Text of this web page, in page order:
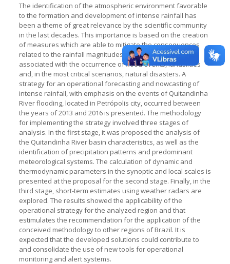
The identification of the atmospheric environment favorable
to the formation and development of intense rainfall has
been a theme of great relevance by the scientific community
in the last decades. This importance is based on the creation
of measures which are able to mitigate the consequences
related to the rainfall magnitudes, especially those
associated with the occurrence of flood events, landslides
and, in the most critical scenarios, natural disasters. A
strategy for an operational forecasting and nowcasting of
intense rainfall, with emphasis on the events of Quitandinha
River flooding, located in Petrópolis city, occurred between
the years of 2013 and 2016 is presented. The methodology
for implementing the strategy involved three stages of
analysis. In the first stage, it was proposed the analysis of
the Quitandinha River basin characteristics, as well as the
identification of precipitation patterns and predominant
meteorological systems. The calculation of dynamic and
thermodynamic parameters in the synoptic and local scales is
presented at the proposal for the second stage. Finally, in the
third stage, short-term estimates using weather radars are
explored. The results showed the applicability of the
operational strategy for the analyzed region and that
estimulates the recommendation for the application of the
conceived methodology to other regions of Brazil. It is
expected that the developed solutions could contribute to
and consolidate the use of new tools for operational
monitoring and alert systems.